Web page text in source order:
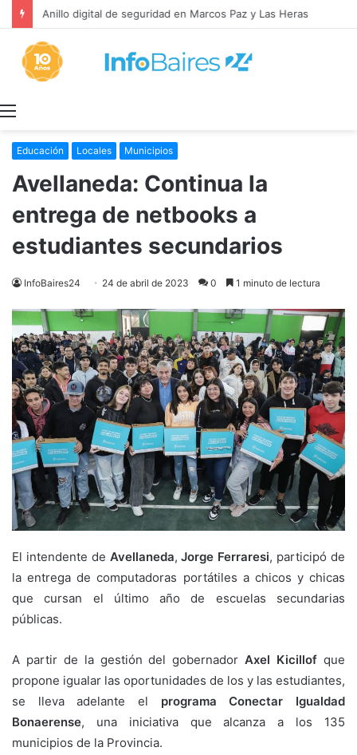
Anillo digital de seguridad en Marcos Paz y Las Heras
Educación Locales Municipios
Avellaneda: Continua la
entrega de netbooks a
estudiantes secundarios
InfoBaires24 24 de abril de 2023 0 1 minuto de lectura
El intendente de Avellaneda,Jorge Ferraresi, participó de
la entrega de computadoras portátiles a chicos y chicas
que cursan el último año de escuelas secundarias
públicas.
A partir de la gestión del gobernadorAxel Kicillof que
propone igualar las oportunidades de los y las estudiantes,
se lleva adelante el programa Conectar Igualdad
Bonaerense, una iniciativa que alcanza a los 135
municipios de la Provincia.